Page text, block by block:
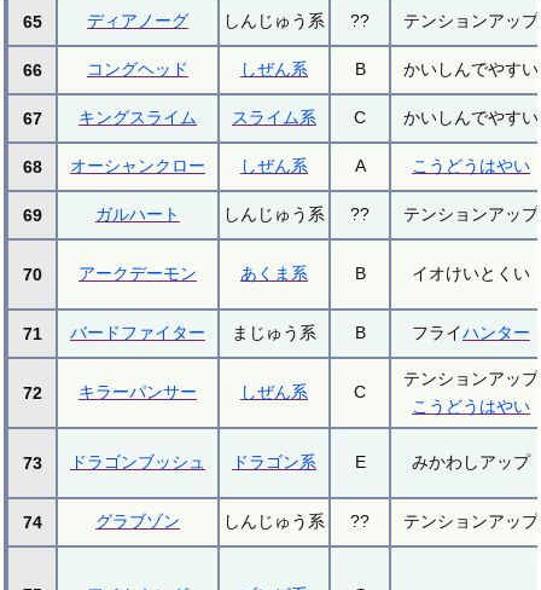
65 ディアノーグ しんじゅう系 ?? テンションアップ
66 コングヘッド しぜん系 B かいしんでやすい
67 キングスライム スライム系 C かいしんでやすい
68 オーシャンクロー しぜん系 A こうどうはやい
69 ガルハート しんじゅう系 ?? テンションアップ
70 アークデーモン あくま系 B イオけいとくい
71 バードファイター まじゅう系 B フライハンター
72 キラーパンサー しぜん系 C
テンションアップ
こうどうはやい
73 ドラゴンブッシュ ドラゴン系 E みかわしアップ
74 グラブゾン しんじゅう系 ?? テンションアップ